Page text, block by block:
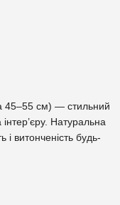
45–55 см) — стильний
Натуральна
і витонченість будь-